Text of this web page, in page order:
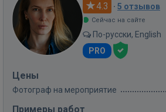
4.3 · 5 отзывов
Сейчас на сайте
По-русски, English
PRO
Цены
Фотограф на мероприятие
Примеры работ